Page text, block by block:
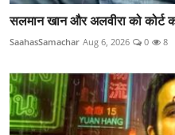
सलमान खान और अलवीरा को कोर्ट
SaahasSamachar Aug 6, 2026 0 8